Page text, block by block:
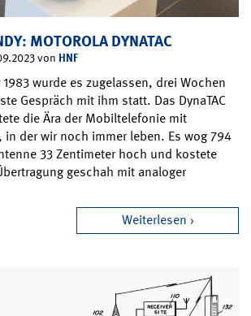
MOTOROLA DYNATAC
von HNF
wurde es zugelassen, drei Wochen
Gespräch mit ihm statt. Das DynaTAC
die Ära der Mobiltelefonie mit
in der wir noch immer leben. Es wog 794
33 Zentimeter hoch und kostete
geschah mit analoger
Weiterlesen